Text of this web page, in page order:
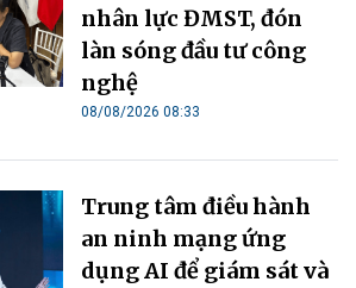
nhân lực ĐMST, đón
làn sóng đầu tư công
nghệ
08/08/2026 08:33
Trung tâm điều hành
an ninh mạng ứng
dụng AI để giám sát và